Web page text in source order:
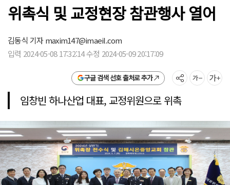
위촉식 및 교정현장 참관행사 열어
김동식 기자maxim147@imaeil.com
입력 2024-05-08 17:32:14 수정 2024-05-09 20:17:09
구글 검색 선호 출처로 추가
임창빈 하나산업 대표, 교정위원으로 위촉